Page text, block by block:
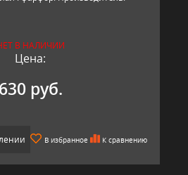
В НАЛИЧИИ
Цена:
630 руб.
В избранное К сравнению